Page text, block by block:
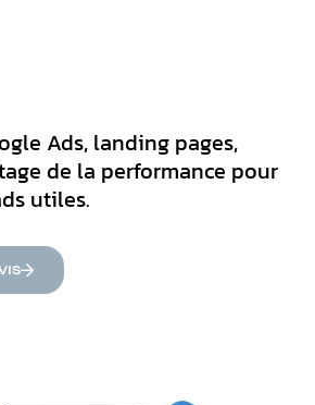
Ads, landing pages,
de la performance pour
utiles.